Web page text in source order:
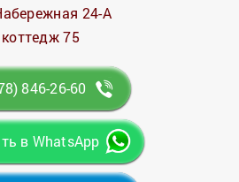
24-А
коттедж 75
846-26-60
в WhatsApp